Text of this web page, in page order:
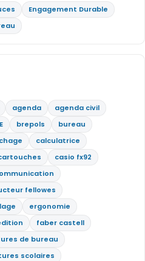
Engagement Durable
agenda
agenda civil
brepols
bureau
calculatrice
casio fx92
fellowes
ergonomie
faber castell
de bureau
scolaires